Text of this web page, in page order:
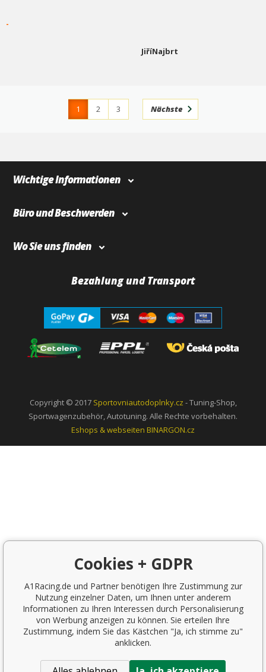
-
JiříNajbrt
1 2
3
Nächste
Wichtige Informationen
Büro und Beschwerden
Wo Sie uns finden
Bezahlung und Transport
Copyright © 2017 Sportovniautodoplnky.cz - Tuning-Shop,
Sportwagenzubehör, Autotuning. Alle Rechte vorbehalten.
Eshops & webseiten BINARGON.cz
Cookies + GDPR
A1Racing.de und Partner benötigen Ihre Zustimmung zur
Nutzung einzelner Daten, um Ihnen unter anderem
Informationen zu Ihren Interessen durch Personalisierung
von Werbung anzeigen zu können. Sie erteilen Ihre
Zustimmung, indem Sie das Kästchen "Ja, ich stimme zu"
anklicken.